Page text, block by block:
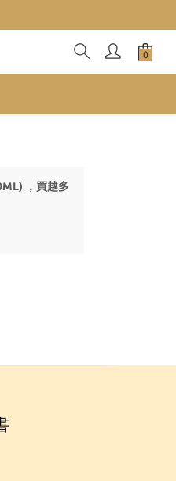
，買越多